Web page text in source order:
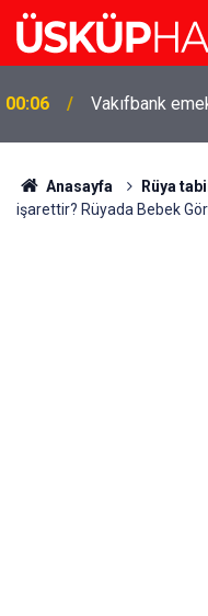
19:21
Gözde oldu!
İzmir'deki
Anasayfa Rüya
işarettir? Rüyada Bebek